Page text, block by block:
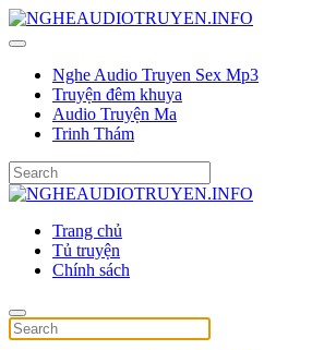
Nghe Audio Truyen Sex Mp3
Truyện đêm khuya
Audio Truyện Ma
Trinh Thám
Trang chủ
Tủ truyện
Chính sách